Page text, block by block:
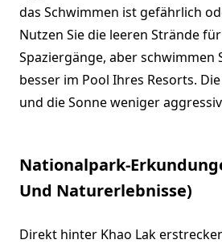
das Schwimmen ist gefährlich
Nutzen Sie die leeren Strände
Spaziergänge, aber schwimmen
besser im Pool Ihres Resorts.
und die Sonne weniger
Nationalpark-
Und Naturerlebnisse)
Direkt hinter Khao Lak